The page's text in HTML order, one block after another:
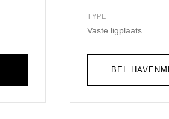
TYPE
Vaste ligplaats
BEL